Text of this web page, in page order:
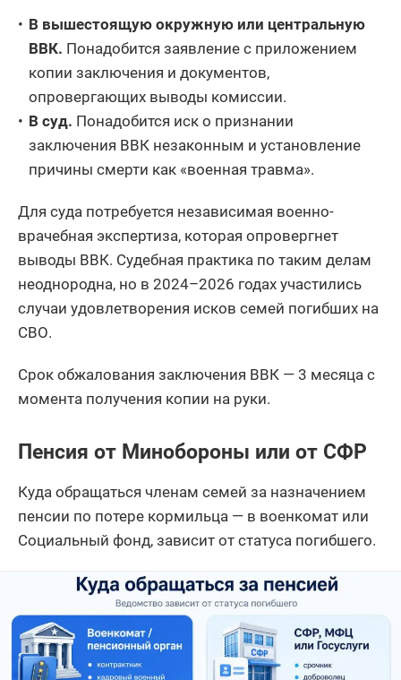
В вышестоящую окружную или центральную
ВВК. Понадобится заявление с приложением
копии заключения и документов,
опровергающих выводы комиссии.
В суд. Понадобится иск о признании
заключения ВВК незаконным и установление
причины смерти как «военная травма».
Для суда потребуется независимая военно-
врачебная экспертиза, которая опровергнет
выводы ВВК. Судебная практика по таким делам
неоднородна, но в 2024–2026 годах участились
случаи удовлетворения исков семей погибших на
СВО.
Срок обжалования заключения ВВК — 3 месяца с
момента получения копии на руки.
Пенсия от Минобороны или от СФР
Куда обращаться членам семей за назначением
пенсии по потере кормильца — в военкомат или
Социальный фонд, зависит от статуса погибшего.